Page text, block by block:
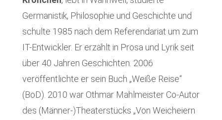
Germanistik, Philosophie und Geschichte und
schulte 1985 nach dem Referendariat um zum
IT-Entwickler. Er erzählt in Prosa und Lyrik seit
über 40 Jahren Geschichten. 2006
veröffentlichte er sein Buch „Weiße Reise“
(BoD). 2010 war Othmar Mahlmeister Co-Autor
des (Männer-)Theaterstücks „Von Weicheiern